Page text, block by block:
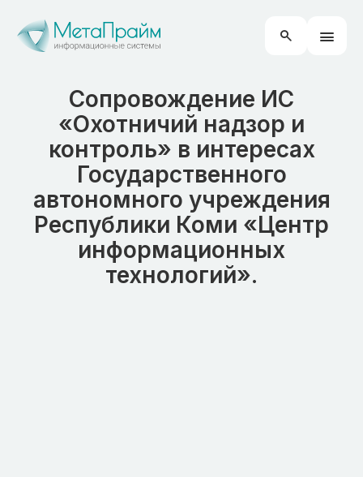
Сопровождение ИС
«Охотничий надзор и
контроль» в интересах
Государственного
автономного учреждения
Республики Коми «Центр
информационных
технологий».